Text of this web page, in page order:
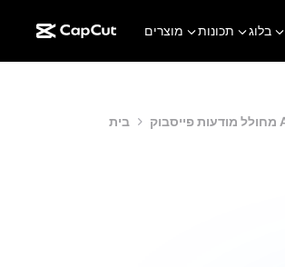
מוצרים תכונות בלוג
בית